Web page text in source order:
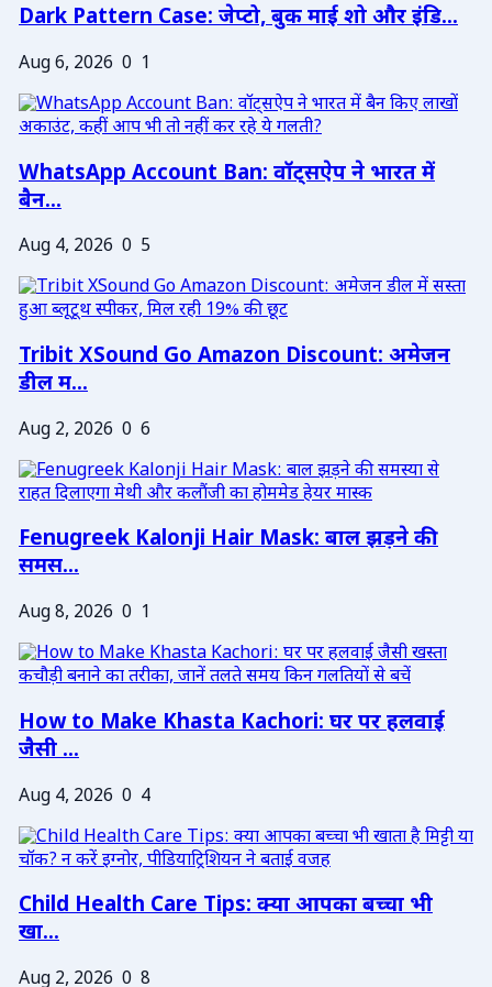
Dark Pattern Case: जेप्टो, बुक माई शो और इंडि...
Aug 6, 2026 0 1
WhatsApp Account Ban: वॉट्सऐप ने भारत में
बैन...
Aug 4, 2026 0 5
Tribit XSound Go Amazon Discount: अमेजन
डील म...
Aug 2, 2026 0 6
Fenugreek Kalonji Hair Mask: बाल झड़ने की
समस...
Aug 8, 2026 0 1
How to Make Khasta Kachori: घर पर हलवाई
जैसी ...
Aug 4, 2026 0 4
Child Health Care Tips: क्या आपका बच्चा भी
खा...
Aug 2, 2026 0 8